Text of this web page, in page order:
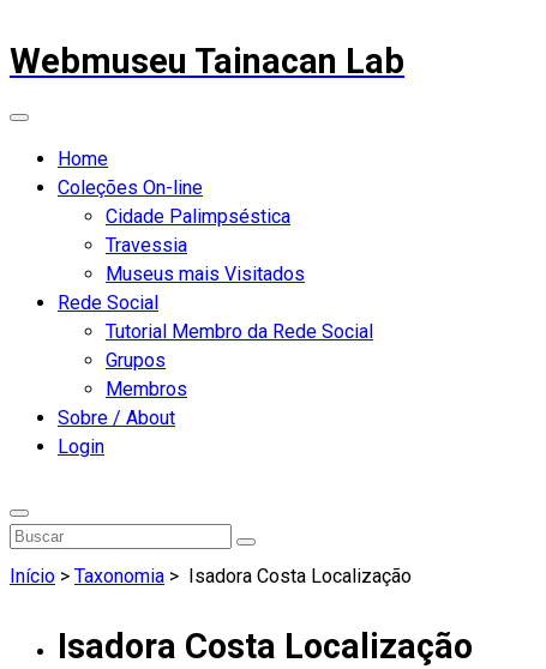
Webmuseu Tainacan Lab
Home
Coleções On-line
Cidade Palimpséstica
Travessia
Museus mais Visitados
Rede Social
Tutorial Membro da Rede Social
Grupos
Membros
Sobre / About
Login
Início > Taxonomia > Isadora Costa Localização
Isadora Costa Localização